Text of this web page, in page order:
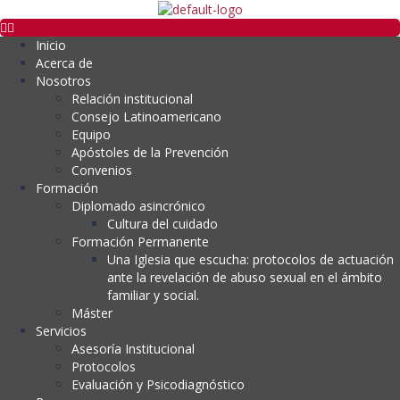
Inicio
Acerca de
Nosotros
Relación institucional
Consejo Latinoamericano
Equipo
Apóstoles de la Prevención
Convenios
Formación
Diplomado asincrónico
Cultura del cuidado
Formación Permanente
Una Iglesia que escucha: protocolos de actuación
ante la revelación de abuso sexual en el ámbito
familiar y social.
Máster
Servicios
Asesoría Institucional
Protocolos
Evaluación y Psicodiagnóstico